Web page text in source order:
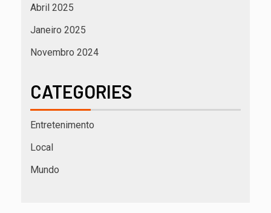
Abril 2025
Janeiro 2025
Novembro 2024
CATEGORIES
Entretenimento
Local
Mundo